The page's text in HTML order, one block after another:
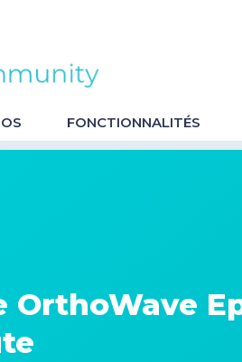
FONCTIONNALITÉS
OrthoWave